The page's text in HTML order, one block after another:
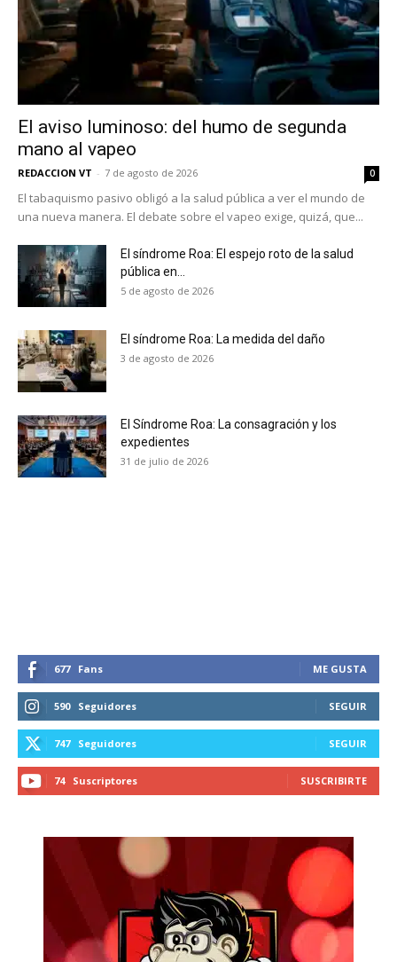
No te pierdas de las
receive all the news of vaping and
tobacco harm reduction in your email.
SUBSCRIBIRSE
El aviso luminoso: del humo de segunda
mano al vapeo
REDACCION VT - 7 de agosto de 2026 0
El tabaquismo pasivo obligó a la salud pública a ver el mundo de
una nueva manera. El debate sobre el vapeo exige, quizá, que...
El síndrome Roa: El espejo roto de la salud
pública en...
5 de agosto de 2026
El síndrome Roa: La medida del daño
3 de agosto de 2026
El Síndrome Roa: La consagración y los
expedientes
31 de julio de 2026
677 Fans ME GUSTA
590 Seguidores SEGUIR
747 Seguidores SEGUIR
74 Suscriptores SUSCRIBIRTE